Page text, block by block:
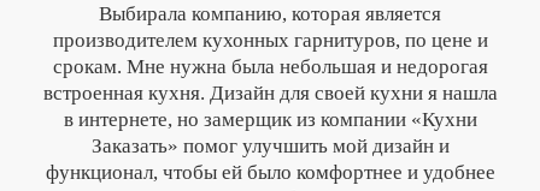
Выбирала компанию, которая является
производителем кухонных гарнитуров, по цене и
срокам. Мне нужна была небольшая и недорогая
встроенная кухня. Дизайн для своей кухни я нашла
в интернете, но замерщик из компании «Кухни
Заказать» помог улучшить мой дизайн и
функционал, чтобы ей было комфортнее и удобнее